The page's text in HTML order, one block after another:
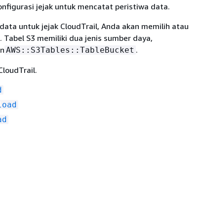
jejak untuk mencatat peristiwa data.
untuk jejak CloudTrail, Anda akan memilih atau
S3 memiliki dua jenis sumber daya,
AWS::S3Tables::TableBucket .